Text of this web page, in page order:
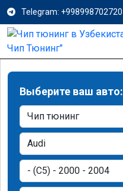
Telegram: +998998702720
Выберите ваш авто: